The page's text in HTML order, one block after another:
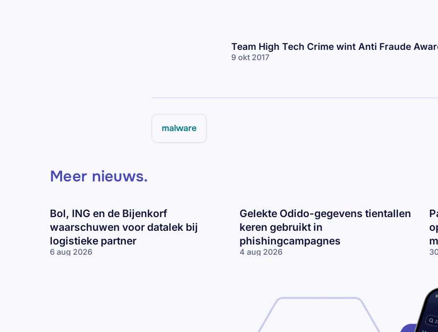
Team High Tech Crime wint Anti Fraude
9 okt 2017
malware
Meer nieuws.
Bol, ING en de Bijenkorf
waarschuwen voor datalek bij
logistieke partner
6 aug 2026
Gelekte Odido-gegevens tientallen
keren gebruikt in
phishingcampagnes
4 aug 2026